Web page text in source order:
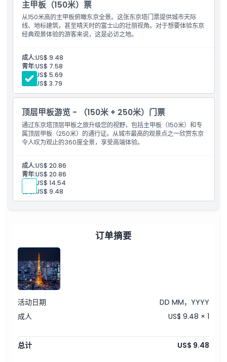
取消政策
主甲板（150米）票
从150米高的主甲板俯瞰东京全景。这张东京塔门票提供城市天际
线、地标建筑，甚至晴天时的富士山的壮丽视角。对于想要体验东京
经典观景体验的游客来说，这是必访之地。
成人:US$ 9.48
青年:US$ 7.58
儿童: US$ 5.69
初级:
US$ 3.79
顶层甲板游览 - （150米 + 250米）门票
通过东京塔顶层甲板之旅升级您的视野，包括主甲板（150米）和专
属顶层甲板（250米）的通行证。从城市最高的观景点之一欣赏东京
令人叹为观止的360度全景，享受高端体验。
成人:US$ 20.86
青年:US$ 20.86
儿童: US$ 14.54
初级:US$ 9.48
订单摘要
活动日期
DD MM，YYYY
成人
US$ 9.48 × 1
总计 US$ 9.48